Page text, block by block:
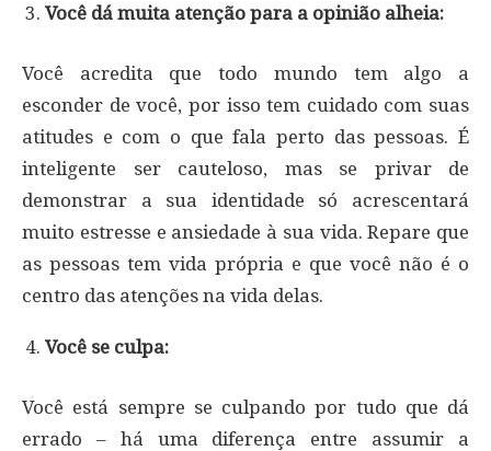
Você dá muita atenção para a opinião alheia:
Você acredita que todo mundo tem algo a
esconder de você, por isso tem cuidado com suas
atitudes e com o que fala perto das pessoas. É
inteligente ser cauteloso, mas se privar de
demonstrar a sua identidade só acrescentará
muito estresse e ansiedade à sua vida. Repare que
as pessoas tem vida própria e que você não é o
centro das atenções na vida delas.
Você se culpa:
Você está sempre se culpando por tudo que dá
errado – há uma diferença entre assumir a